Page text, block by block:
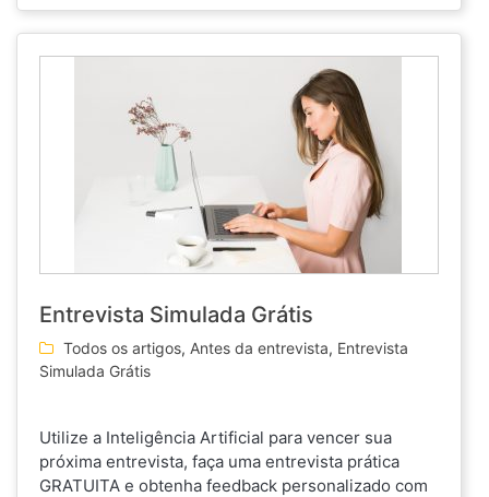
Entrevista Simulada Grátis
Todos os artigos, Antes da entrevista, Entrevista
Simulada Grátis
Utilize a Inteligência Artificial para vencer sua
próxima entrevista, faça uma entrevista prática
GRATUITA e obtenha feedback personalizado com